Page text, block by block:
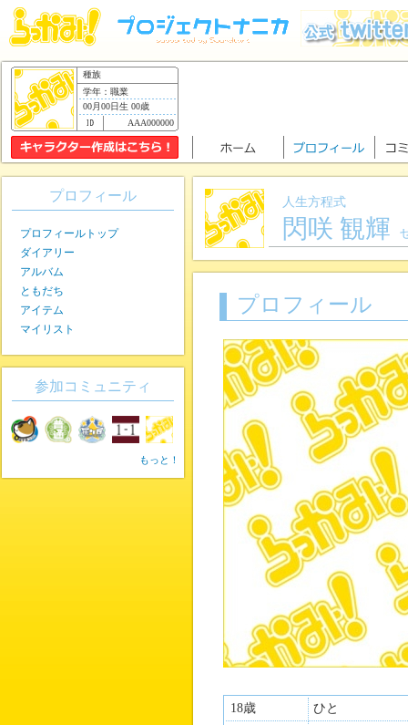
種族
学年：職業
00月00日生 00歳
AAA000000
人生方程式
閃咲 観輝
プロフィール
18歳
ひと
プロフィール
プロフィールトップ
ダイアリー
アルバム
ともだち
アイテム
マイリスト
参加コミュニティ
もっと！